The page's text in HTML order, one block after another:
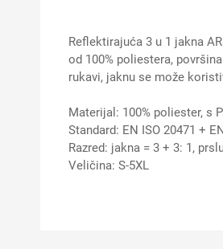
Reflektirajuća 3 u 1 jakna
od 100% poliestera,
rukavi, jaknu se može
Materijal: 100% poliester, s
Standard: EN ISO 20471 +
Razred: jakna = 3 + 3: 1,
Veličina: S-5XL